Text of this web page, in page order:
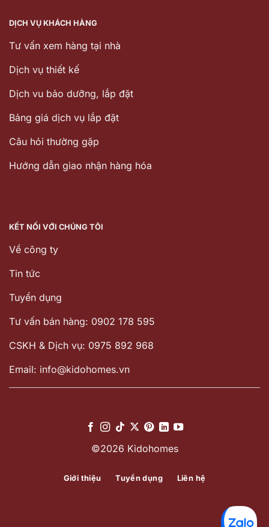
DỊCH VỤ KHÁCH HÀNG
Tư vấn xem hàng tại nhà
Dịch vụ thiết kế
Dịch vu bảo dưỡng, lắp đặt
Bảng giá dịch vụ lắp đặt
Câu hỏi thường gặp
Hướng dẫn giao nhận hàng hóa
KẾT NỐI VỚI CHÚNG TÔI
Về công ty
Tin tức
Tuyển dụng
Tư vấn bán hàng: 0902 178 595
CSKH & Dịch vụ: 0975 892 968
Email: info@kidohomes.vn
©2026 Kidohomes
Giới thiệu Tuyển dụng Liên hệ